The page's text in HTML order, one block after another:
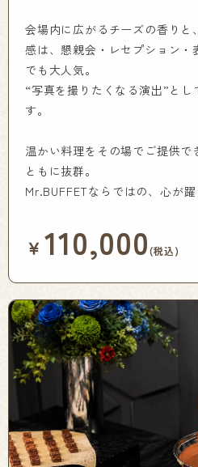
会場内に広がるチーズの香り
感は、懇親会・レセプション・
でも大人気。
“写真を撮りたくなる演出”と
す。
温かい料理をその場でご提供
ともに抜群。
Mr.BUFFETならではの、心が躍
￥110,000(税込)